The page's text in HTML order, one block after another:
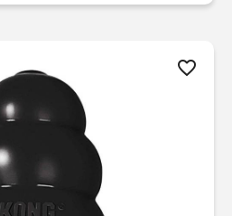
favorite_border